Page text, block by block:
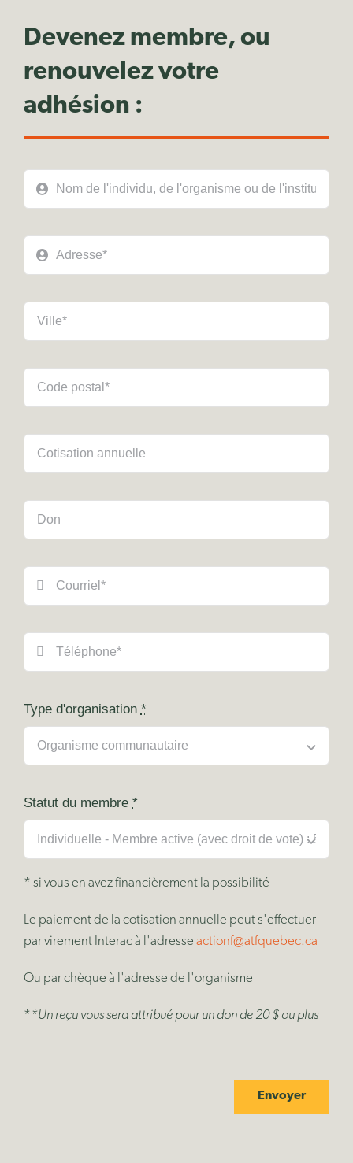
Devenez membre, ou
renouvelez votre
adhésion :
Type d'organisation *
Statut du membre *
* si vous en avez financièrement la possibilité
Le paiement de la cotisation annuelle peut s'effectuer
par virement Interac à l'adresse actionf@atfquebec.ca
Ou par chèque à l'adresse de l'organisme
**Un reçu vous sera attribué pour un don de 20 $ ou plus
Envoyer